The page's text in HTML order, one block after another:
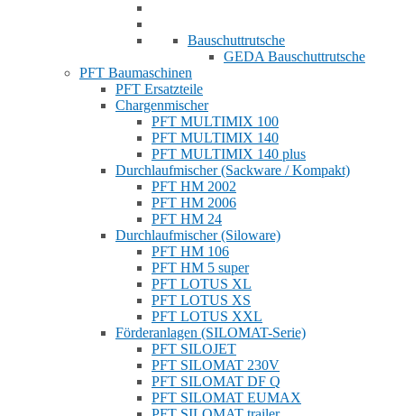
Bauschuttrutsche
GEDA Bauschuttrutsche
PFT Baumaschinen
PFT Ersatzteile
Chargenmischer
PFT MULTIMIX 100
PFT MULTIMIX 140
PFT MULTIMIX 140 plus
Durchlaufmischer (Sackware / Kompakt)
PFT HM 2002
PFT HM 2006
PFT HM 24
Durchlaufmischer (Siloware)
PFT HM 106
PFT HM 5 super
PFT LOTUS XL
PFT LOTUS XS
PFT LOTUS XXL
Förderanlagen (SILOMAT-Serie)
PFT SILOJET
PFT SILOMAT 230V
PFT SILOMAT DF Q
PFT SILOMAT EUMAX